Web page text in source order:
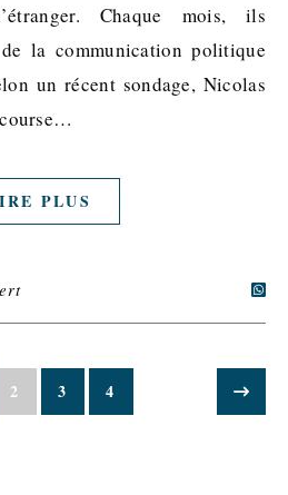
Chaque mois, ils
la communication politique
un récent sondage, Nicolas
PLUS
2 3 4